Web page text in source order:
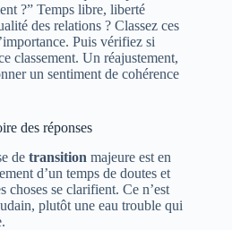
?” Temps libre, liberté
des relations ? Classez ces
Puis vérifiez si
classement. Un réajustement,
un sentiment de cohérence
des réponses
de transition majeure est en
d’un temps de doutes et
choses se clarifient. Ce n’est
plutôt une eau trouble qui